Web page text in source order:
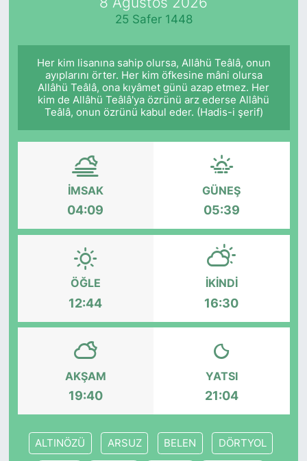
25 Safer 1448
Her kim lisanına sahip olursa, Allâhü Teâlâ, onun
ayıplarını örter. Her kim öfkesine mâni olursa
Allâhü Teâlâ, ona kıyâmet günü azap etmez. Her
kim de Allâhü Teâlâ'ya özrünü arz ederse Allâhü
Teâlâ, onun özrünü kabul eder. (Hadis-i şerif)
İMSAK
04:09
GÜNEŞ
05:39
ÖĞLE
12:44
İKINDI
16:30
AKŞAM
19:40
YATSI
21:04
ALTINÖZÜ ARSUZ BELEN DÖRTYOL